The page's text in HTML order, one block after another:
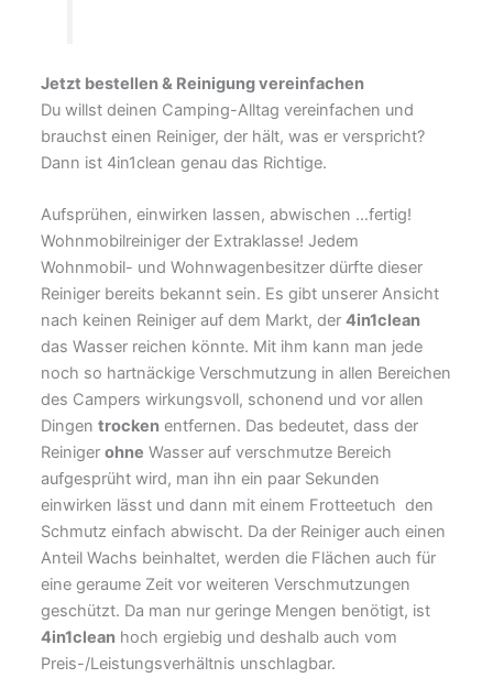
Jetzt bestellen & Reinigung vereinfachen
Du willst deinen Camping-Alltag vereinfachen und
brauchst einen Reiniger, der hält, was er verspricht?
Dann ist 4in1clean genau das Richtige.
Aufsprühen, einwirken lassen, abwischen …fertig!
Wohnmobilreiniger der Extraklasse! Jedem
Wohnmobil- und Wohnwagenbesitzer dürfte dieser
Reiniger bereits bekannt sein. Es gibt unserer Ansicht
nach keinen Reiniger auf dem Markt, der4in1clean
das Wasser reichen könnte. Mit ihm kann man jede
noch so hartnäckige Verschmutzung in allen Bereichen
des Campers wirkungsvoll, schonend und vor allen
Dingentrocken entfernen. Das bedeutet, dass der
Reinigerohne Wasser auf verschmutze Bereich
aufgesprüht wird, man ihn ein paar Sekunden
einwirken lässt und dann mit einem Frotteetuch den
Schmutz einfach abwischt. Da der Reiniger auch einen
Anteil Wachs beinhaltet, werden die Flächen auch für
eine geraume Zeit vor weiteren Verschmutzungen
geschützt. Da man nur geringe Mengen benötigt, ist
4in1clean hoch ergiebig und deshalb auch vom
Preis-/Leistungsverhältnis unschlagbar.